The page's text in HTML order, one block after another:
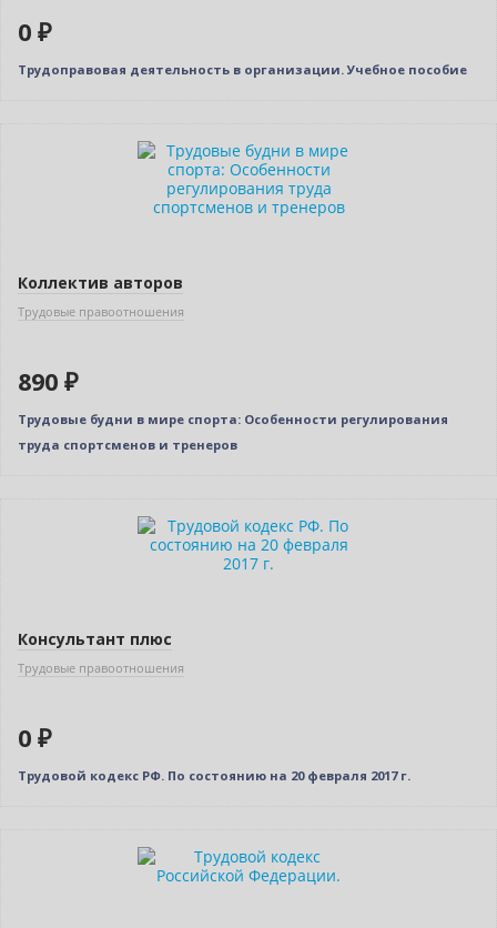
0 ₽
Трудоправовая деятельность в организации. Учебное пособие
Коллектив авторов
Трудовые правоотношения
890 ₽
Трудовые будни в мире спорта: Особенности регулирования
труда спортсменов и тренеров
Консультант плюс
Трудовые правоотношения
0 ₽
Трудовой кодекс РФ. По состоянию на 20 февраля 2017 г.